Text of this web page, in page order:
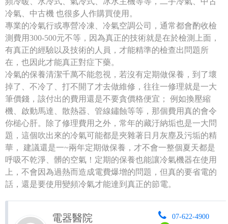
冷氣、中古機 也很多人作購買使用。
專業的冷氣行或專營冷凍、冷氣空調公司，通常都會酌收檢
測費用300-500元不等，因為真正的技術就是在於檢測上面，
有真正的經驗以及技術的人員，才能精準的檢查出問題所
在，也因此才能真正對症下藥。
冷氣的保養清潔千萬不能忽視，若沒有定期做保養，到了壞
掉了、不冷了、打不開了才去做維修，往往一修理就是一大
筆價錢，該付出的費用還是不要貪價格便宜； 例如換壓縮
機、啟動馬達、散熱器、管線鏽蝕等等，那個費用真的會令
你槌心肝。除了修理費用之外，常年的藏汙納垢也是一大問
題，這個吹出來的冷氣可能都是夾雜著日月灰塵及污垢的精
華， 建議還是一~兩年定期做保養，才不會一整個夏天都是
呼吸不乾淨、髒的空氣！定期的保養也能讓冷氣機器在使用
上，不會因為過熱而造成電費爆增的問題，但真的要省電的
話，還是要使用變頻冷氣才能達到真正的節電。
電器醫院
07-622-4900